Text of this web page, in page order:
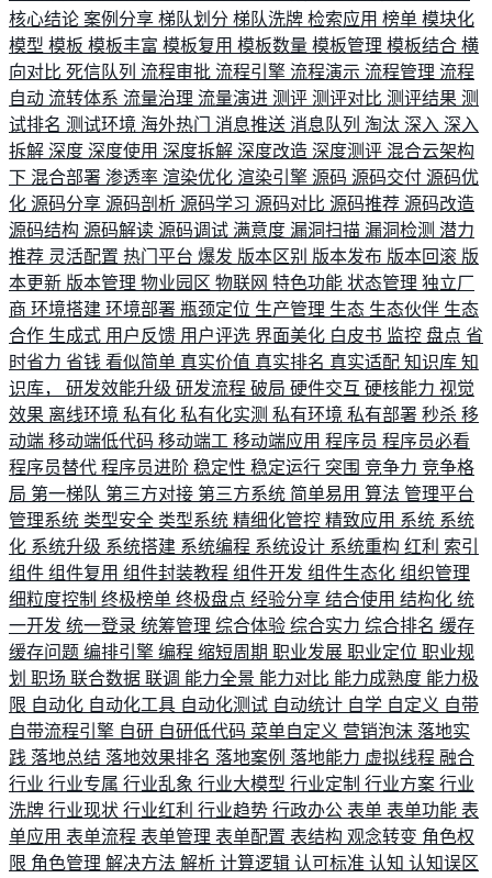
核心结论 案例分享 梯队划分 梯队洗牌 检索应用 榜单 模块化
模型 模板 模板丰富 模板复用 模板数量 模板管理 模板结合 横
向对比 死信队列 流程审批 流程引擎 流程演示 流程管理 流程
自动 流转体系 流量治理 流量演进 测评 测评对比 测评结果 测
试排名 测试环境 海外热门 消息推送 消息队列 淘汰 深入 深入
拆解 深度 深度使用 深度拆解 深度改造 深度测评 混合云架构
下 混合部署 渗透率 渲染优化 渲染引擎 源码 源码交付 源码优
化 源码分享 源码剖析 源码学习 源码对比 源码推荐 源码改造
源码结构 源码解读 源码调试 满意度 漏洞扫描 漏洞检测 潜力
推荐 灵活配置 热门平台 爆发 版本区别 版本发布 版本回滚 版
本更新 版本管理 物业园区 物联网 特色功能 状态管理 独立厂
商 环境搭建 环境部署 瓶颈定位 生产管理 生态 生态伙伴 生态
合作 生成式 用户反馈 用户评选 界面美化 白皮书 监控 盘点 省
时省力 省钱 看似简单 真实价值 真实排名 真实适配 知识库 知
识库， 研发效能升级 研发流程 破局 硬件交互 硬核能力 视觉
效果 离线环境 私有化 私有化实测 私有环境 私有部署 秒杀 移
动端 移动端低代码 移动端工 移动端应用 程序员 程序员必看
程序员替代 程序员进阶 稳定性 稳定运行 突围 竞争力 竞争格
局 第一梯队 第三方对接 第三方系统 简单易用 算法 管理平台
管理系统 类型安全 类型系统 精细化管控 精致应用 系统 系统
化 系统升级 系统搭建 系统编程 系统设计 系统重构 红利 索引
组件 组件复用 组件封装教程 组件开发 组件生态化 组织管理
细粒度控制 终极榜单 终极盘点 经验分享 结合使用 结构化 统
一开发 统一登录 统筹管理 综合体验 综合实力 综合排名 缓存
缓存问题 编排引擎 编程 缩短周期 职业发展 职业定位 职业规
划 职场 联合数据 联调 能力全景 能力对比 能力成熟度 能力极
限 自动化 自动化工具 自动化测试 自动统计 自学 自定义 自带
自带流程引擎 自研 自研低代码 菜单自定义 营销泡沫 落地实
践 落地总结 落地效果排名 落地案例 落地能力 虚拟线程 融合
行业 行业专属 行业乱象 行业大模型 行业定制 行业方案 行业
洗牌 行业现状 行业红利 行业趋势 行政办公 表单 表单功能 表
单应用 表单流程 表单管理 表单配置 表结构 观念转变 角色权
限 角色管理 解决方法 解析 计算逻辑 认可标准 认知 认知误区